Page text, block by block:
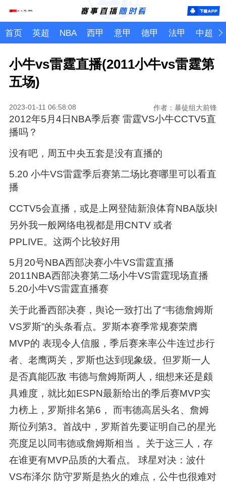
首页 英超 NBA 西甲 意甲 德甲 法甲 中超
小牛vs雷霆直播(2011小牛vs雷霆第
五场)
2023-01-11 06:58:08 作者：暴徒组大前锋
2012年5月4日NBA季后赛 雷霆VS小牛CCTV5直
播吗？
没有吧，周五中央五套是没有直播的
5.20 小牛VS雷霆季后赛第二场比赛哪里可以看直
播
CCTV5会直播，或是上网登陆新浪体育NBA版块l
另外我一般网络电视都是用CNTV 或者
PPLIVE。这两个比较好用
5月20号NBA西部决赛小牛VS雷霆直播
2011NBA西部决赛第二场小牛VS雷霆现场直播
5.20小牛VS雷霆直播赛
关于此番西部决赛，舆论一致打出了“韦德詹姆斯
VS罗斯”的头条看点。罗斯本赛季常规赛荣膺
MVP的 表现令人信服，季后赛来率公牛连过步行
者、老鹰两关，罗斯也达到现象级。但罗斯一人
是否真能匹敌 韦德与詹姆斯两人，细想来还是颇
具难度，就比如ESPN最新给出的季后赛MVP实
力榜上，罗斯排名第6， 而韦德高居头名、詹姆
斯位列第3。首战中，罗斯首先要证明自己的星光
亮度足以同韦德或詹姆斯相当 。关于这三人，存
在谁更有MVP品质的大看点。 球星对决：波什
VS布泽尔 防守罗斯是热火的难点，公牛也很难对